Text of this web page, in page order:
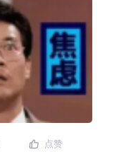
点赞